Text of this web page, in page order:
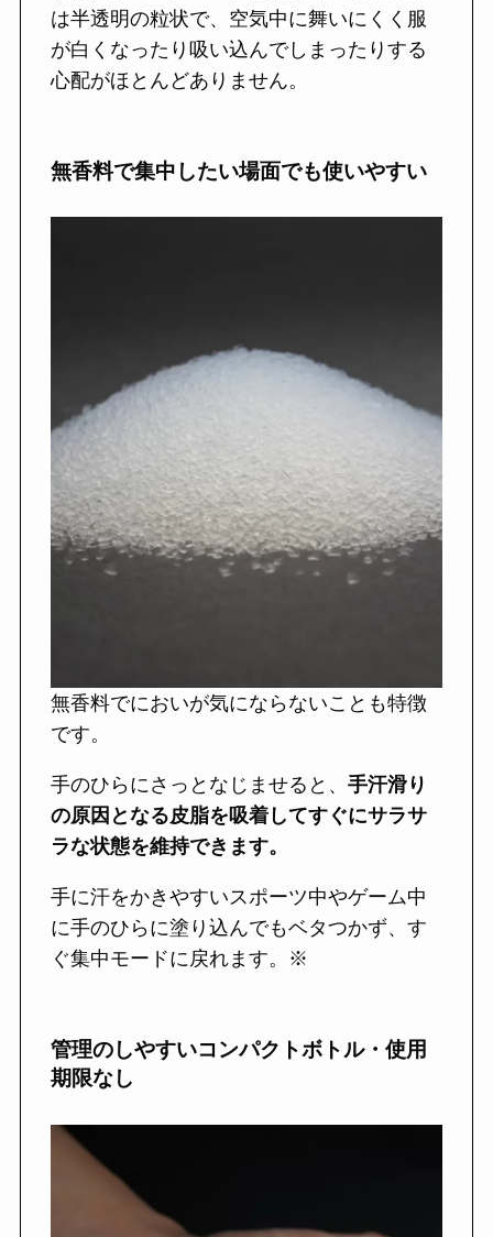
は半透明の粒状で、空気中に舞いにくく服
が白くなったり吸い込んでしまったりする
心配がほとんどありません。
無香料で集中したい場面でも使いやすい
無香料でにおいが気にならないことも特徴
です。
手のひらにさっとなじませると、 手汗滑り
の原因となる皮脂を吸着してすぐにサラサ
ラな状態を維持できます。
手に汗をかきやすいスポーツ中やゲーム中
に手のひらに塗り込んでもベタつかず、す
ぐ集中モードに戻れます。※
管理のしやすいコンパクトボトル・使用
期限なし